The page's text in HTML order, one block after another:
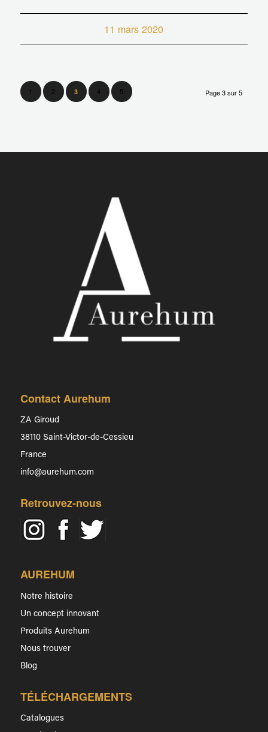
11 mars 2020
Page 3 sur 5
1 2 3 4 5
Contact Aurehum
ZA Giroud
38110 Saint-Victor-de-Cessieu
France
info@aurehum.com
Retrouvez-nous
AUREHUM
Notre histoire
Un concept innovant
Produits Aurehum
Nous trouver
Blog
TÉLÉCHARGEMENTS
Catalogues